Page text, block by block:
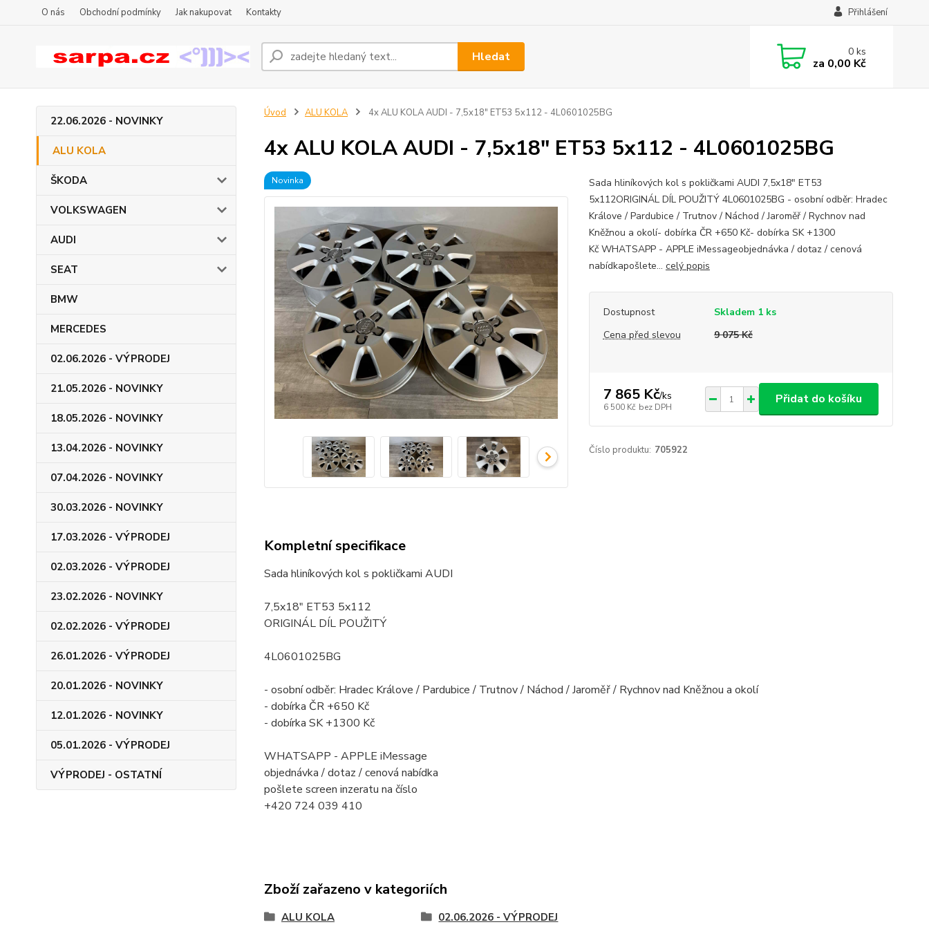
O nás Obchodní podmínky Jak nakupovat Kontakty Přihlášení
Hledat 0ks
za 0,00 Kč
22.06.2026 - NOVINKY
ALU KOLA
ŠKODA
VOLKSWAGEN
AUDI
SEAT
BMW
MERCEDES
02.06.2026 - VÝPRODEJ
21.05.2026 - NOVINKY
18.05.2026 - NOVINKY
13.04.2026 - NOVINKY
07.04.2026 - NOVINKY
30.03.2026 - NOVINKY
17.03.2026 - VÝPRODEJ
02.03.2026 - VÝPRODEJ
23.02.2026 - NOVINKY
02.02.2026 - VÝPRODEJ
26.01.2026 - VÝPRODEJ
20.01.2026 - NOVINKY
12.01.2026 - NOVINKY
05.01.2026 - VÝPRODEJ
VÝPRODEJ - OSTATNÍ
Úvod ALU KOLA 4x ALU KOLA AUDI - 7,5x18" ET53 5x112 - 4L0601025BG
4x ALU KOLA AUDI - 7,5x18" ET53 5x112 - 4L0601025BG
Novinka
Sada hliníkových kol s pokličkami AUDI 7,5x18" ET53
5x112ORIGINÁL DÍL POUŽITÝ 4L0601025BG - osobní odběr: Hradec
Králove / Pardubice / Trutnov / Náchod / Jaroměř / Rychnov nad
Kněžnou a okolí- dobírka ČR +650 Kč- dobírka SK +1300
Kč WHATSAPP - APPLE iMessageobjednávka / dotaz / cenová
nabídkapošlete... celý popis
Dostupnost
Skladem 1 ks
Cena před slevou
9 075 Kč
7 865 Kč/ks
6 500 Kč bez DPH
Přidat do košíku
Číslo produktu: 705922
Kompletní specifikace
Sada hliníkových kol s pokličkami AUDI
7,5x18" ET53 5x112
ORIGINÁL DÍL POUŽITÝ
4L0601025BG
- osobní odběr: Hradec Králove / Pardubice / Trutnov / Náchod / Jaroměř / Rychnov nad Kněžnou a okolí
- dobírka ČR +650 Kč
- dobírka SK +1300 Kč
WHATSAPP - APPLE iMessage
objednávka / dotaz / cenová nabídka
pošlete screen inzeratu na číslo
+420 724 039 410
Zboží zařazeno v kategoriích
ALU KOLA 02.06.2026 - VÝPRODEJ